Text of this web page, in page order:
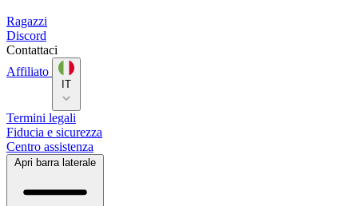
Ragazzi
Discord
Contattaci
Affiliato
IT
Termini legali
Fiducia e sicurezza
Centro assistenza
Apri barra laterale